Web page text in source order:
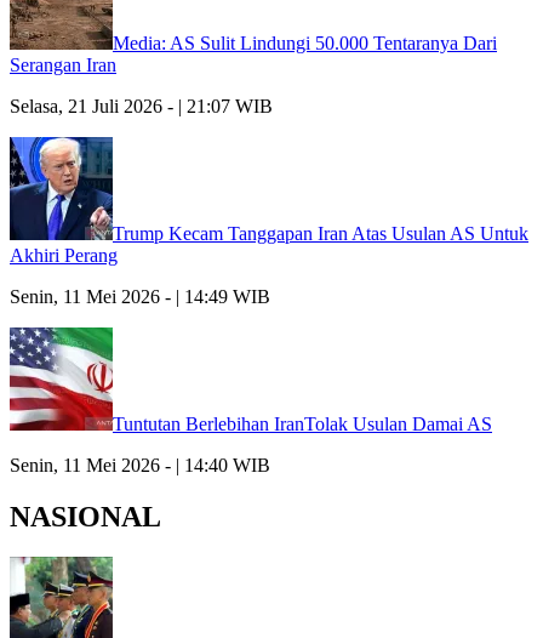
Media: AS Sulit Lindungi 50.000 Tentaranya Dari
Serangan Iran
Selasa, 21 Juli 2026 - | 21:07 WIB
Trump Kecam Tanggapan Iran Atas Usulan AS Untuk
Akhiri Perang
Senin, 11 Mei 2026 - | 14:49 WIB
Tuntutan Berlebihan IranTolak Usulan Damai AS
Senin, 11 Mei 2026 - | 14:40 WIB
NASIONAL